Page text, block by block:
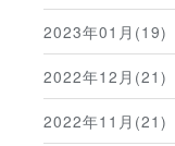
2023年01月(19)
2022年12月(21)
2022年11月(21)